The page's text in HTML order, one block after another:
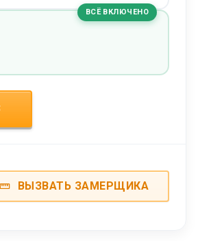
ВСЁ ВКЛЮЧЕНО
ВЫЗВАТЬ ЗАМЕРЩИКА